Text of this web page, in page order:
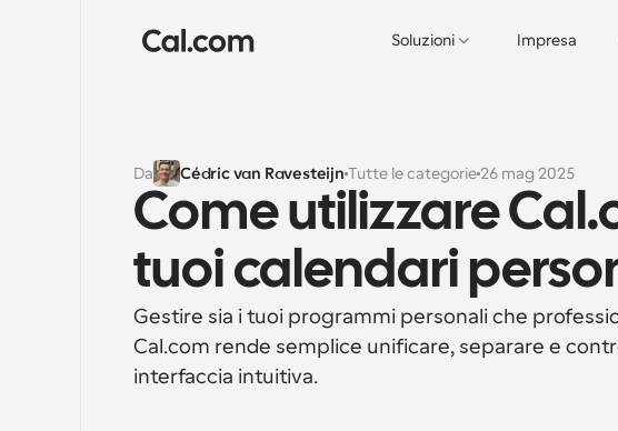
Soluzioni Impresa
Da Cédric van Ravesteijn Tutte le categorie26 mag 2025
Come utilizzare
tuoi calendari
Gestire sia i tuoi programmi personali che
Cal.com rende semplice unificare, separare e
interfaccia intuitiva.